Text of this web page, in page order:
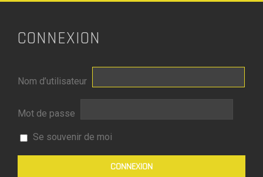
CONNEXION
Nom d’utilisateur
Mot de passe
Se souvenir de moi